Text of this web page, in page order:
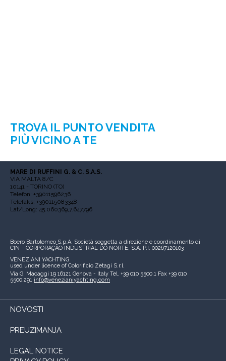
TROVA IL PUNTO VENDITA
PIÙ VICINO A TE
MARE DI RUFFINI G. & C. S.A.S.
VIA MALTA 8/C
10141 - TORINO (TO)
Telefon: +39011596236
Telefaks: +390115083348
Lat/Long: 45.060369,7.647796
Boero Bartolomeo S.p.A. Società soggetta a direzione e coordinamento di
CIN – CORPORAÇÃO INDUSTRIAL DO NORTE, S.A. P.I. 00267120103
VENEZIANI YACHTING
used under licence of Colorificio Zetagi S.r.l.
Via G. Macaggi 19 16121 Genova - Italy Tel. +39 010 5500.1 Fax +39 010
5500.291 info@venezianiyachting.com
NOVOSTI
PREUZIMANJA
LEGAL NOTICE